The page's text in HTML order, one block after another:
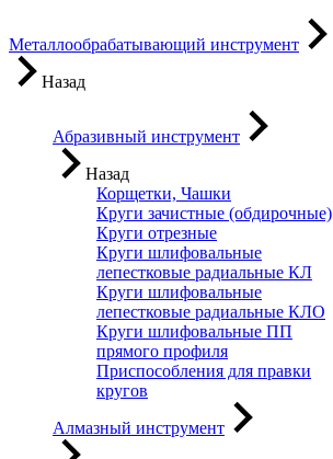
Металлообрабатывающий инструмент
Назад
Абразивный инструмент
Назад
Корщетки, Чашки
Круги зачистные (обдирочные)
Круги отрезные
Круги шлифовальные
лепестковые радиальные КЛ
Круги шлифовальные
лепестковые радиальные КЛО
Круги шлифовальные ПП
прямого профиля
Приспособления для правки
кругов
Алмазный инструмент